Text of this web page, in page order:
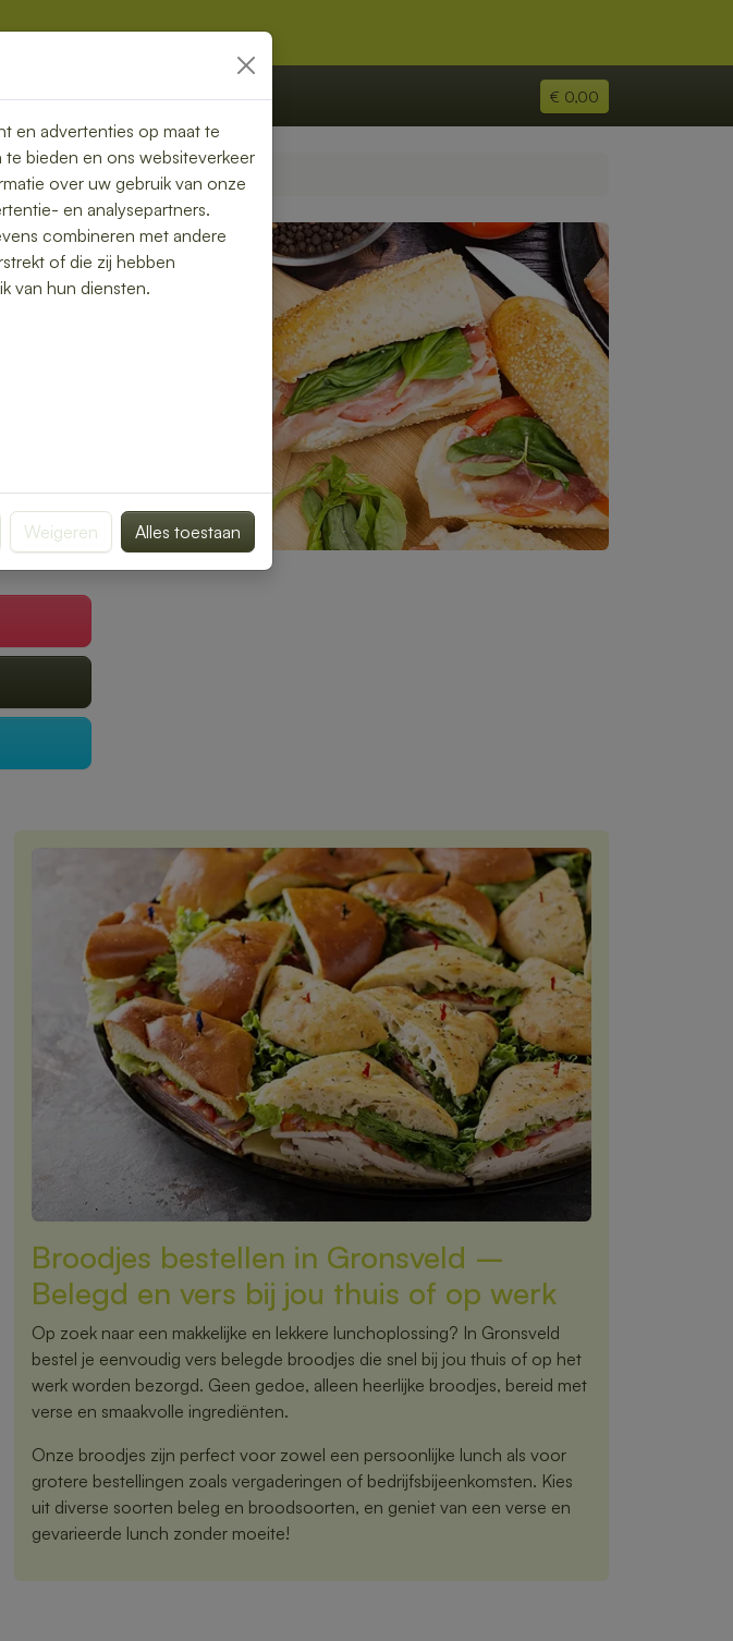
€ 0,00
–
van
salade of
Broodjes bestellen in Gronsveld –
Belegd en vers bij jou thuis of op werk
Op zoek naar een makkelijke en lekkere lunchoplossing? In Gronsveld
bestel je eenvoudig vers belegde broodjes die snel bij jou thuis of op het
werk worden bezorgd. Geen gedoe, alleen heerlijke broodjes, bereid met
verse en smaakvolle ingrediënten.
Onze broodjes zijn perfect voor zowel een persoonlijke lunch als voor
grotere bestellingen zoals vergaderingen of bedrijfsbijeenkomsten. Kies
uit diverse soorten beleg en broodsoorten, en geniet van een verse en
gevarieerde lunch zonder moeite!
en advertenties op maat te
bieden en ons websiteverkeer
over uw gebruik van onze
en analysepartners.
combineren met andere
of die zij hebben
van hun diensten.
Weigeren Alles toestaan